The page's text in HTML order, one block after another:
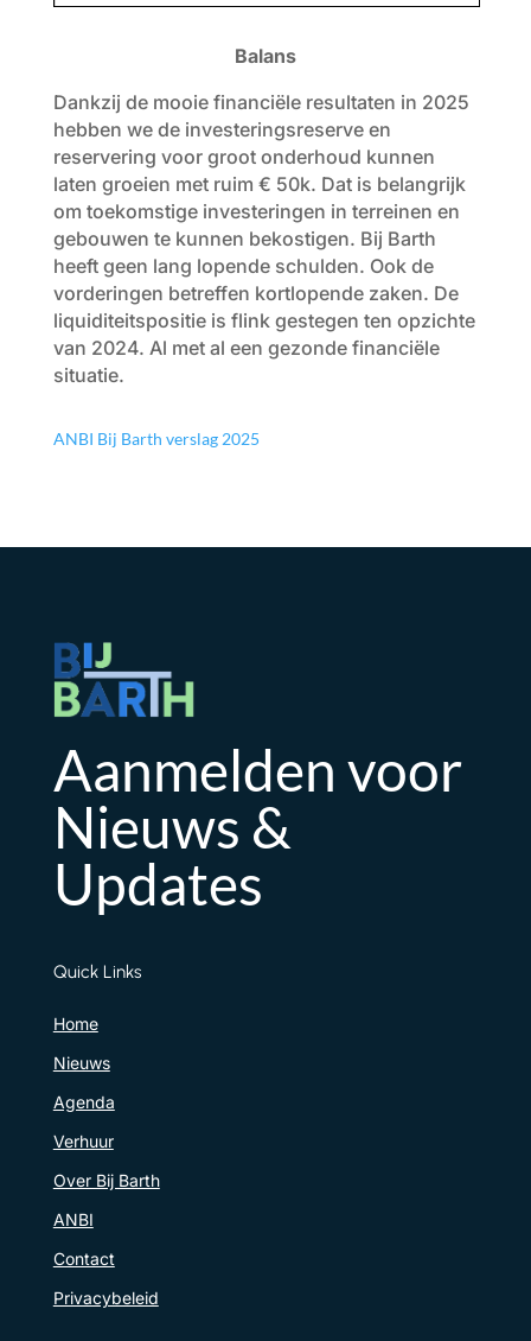
Balans
Dankzij de mooie financiële resultaten in 2025
hebben we de investeringsreserve en
reservering voor groot onderhoud kunnen
laten groeien met ruim € 50k. Dat is belangrijk
om toekomstige investeringen in terreinen en
gebouwen te kunnen bekostigen. Bij Barth
heeft geen lang lopende schulden. Ook de
vorderingen betreffen kortlopende zaken. De
liquiditeitspositie is flink gestegen ten opzichte
van 2024. Al met al een gezonde financiële
situatie.
ANBI Bij Barth verslag 2025
Aanmelden voor
Nieuws &
Updates
Quick Links
Home
Nieuws
Agenda
Verhuur
Over Bij Barth
ANBI
Contact
Privacybeleid